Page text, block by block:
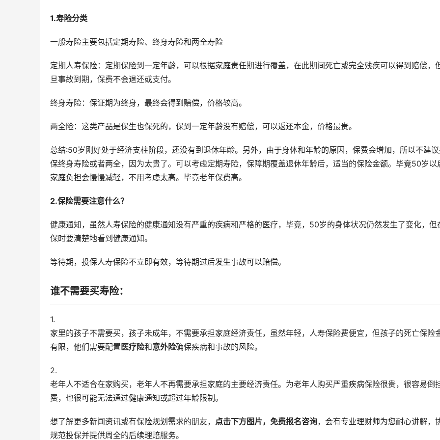
1.寿险分类
一般寿险主要包括定期寿险、终身寿险和两全寿险
定期人寿保险：定期保险到一定年龄，可以根据家庭责任期进行覆盖，在此期间死亡或完全残疾可以得到赔偿，
旦事故到期，保费不会退还或支付。
终身寿险：保证期为终身，最终会得到赔偿，价格较高。
两全险：这类产品是保生也保死的，保到一定年龄没有赔偿，可以返还本金，价格最贵。
总结:50岁刚好处于经济支柱阶段，还没有到退休年龄。另外，由于身体和年龄的原因，保费会增加，所以不建
保终身寿险或者两全，因为太贵了。可以考虑定期寿险，保障期覆盖退休年龄后，适当的保险金额。毕竟50岁以
家庭负担会慢慢减轻，不用考虑太高。毕竟老年保费高。
2.保险需要注意什么？
健康通知，虽然人寿保险的健康通知没有严重的疾病和严格的医疗，毕竟，50岁的身体状况仍然发生了变化，但
保时要清楚地看到健康通知。
等待期，投保人寿保险不立即有效，等待期过后发生事故可以赔偿。
谁不需要买寿险：
1.
家里的孩子不需要买，孩子未成年，不需要承担家庭经济责任，虽然年轻，人寿保险费便宜，但孩子的死亡保险
有限，他们需要配置医疗险和意外险确保疾病和事故的风险。
2.
老年人不适合在家购买，老年人不再需要承担家庭的主要经济责任。为老年人购买严重疾病保险很贵，很容易倒
费，也很可能无法通过健康通知或超过年龄限制。
想了解更多新闻资讯或有保险规划需求的朋友， 点击下方图片，免费报名咨询，会有专业理财师为您耐心讲解，
规范投保并提供周全的后续理赔服务。